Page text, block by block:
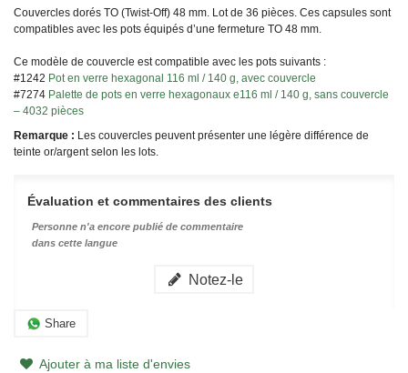
Couvercles dorés TO (Twist-Off) 48 mm. Lot de 36 pièces. Ces capsules sont
compatibles avec les pots équipés d’une fermeture TO 48 mm.
Ce modèle de couvercle est compatible avec les pots suivants :
#1242 Pot en verre hexagonal 116 ml / 140 g, avec couvercle
#7274 Palette de pots en verre hexagonaux e116 ml / 140 g, sans couvercle
– 4032 pièces
Remarque : Les couvercles peuvent présenter une légère différence de
teinte or/argent selon les lots.
Évaluation et commentaires des clients
Personne n'a encore publié de commentaire
dans cette langue
Notez-le
Share
Ajouter à ma liste d'envies